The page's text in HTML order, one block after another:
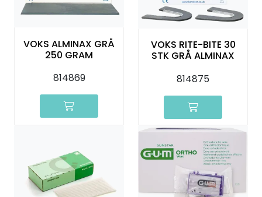
VOKS ALMINAX GRÅ
250 GRAM
814869
VOKS RITE-BITE 30
STK GRÅ ALMINAX
814875